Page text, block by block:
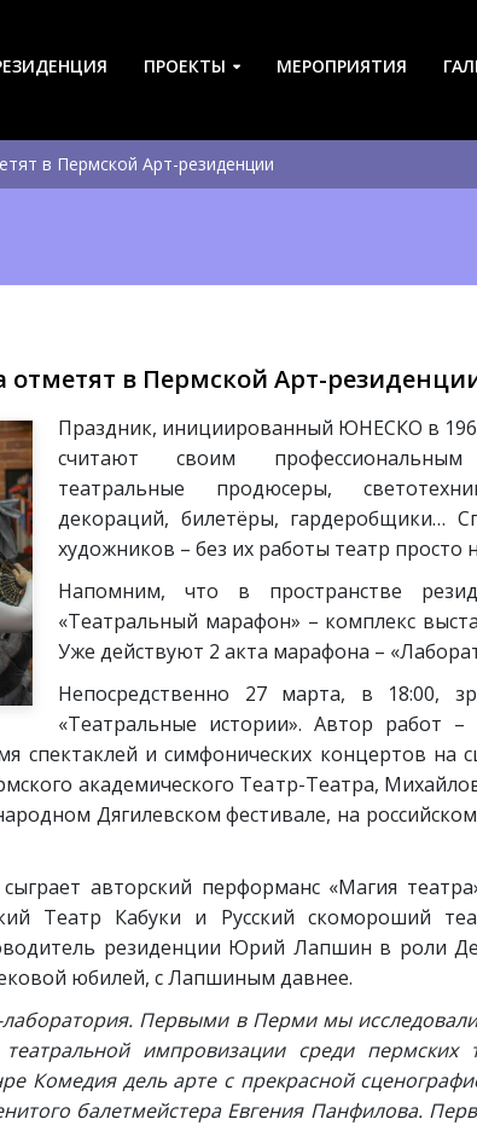
ПРОЕКТЫ МЕРОПРИЯТИЯ
в Пермской Арт-резиденции
в Пермской Арт-
Праздник, инициированный ЮНЕСКО в
считают своим профессиональным
театральные продюсеры,
декораций, билетёры, гардеробщики…
художников – без их работы театр просто
Напомним, что в пространстве
«Театральный марафон» – комплекс
Уже действуют 2 акта марафона –
Непосредственно 27 марта, в 18:00,
«Театральные истории». Автор работ
спектаклей и симфонических концертов на
академического Театр-Театра,
Дягилевском фестивале, на
авторский перформанс «Магия
Театр Кабуки и Русский скомороший
резиденции Юрий Лапшин в роли
юбилей, с Лапшиным давнее.
Первыми в Перми мы
импровизации среди пермских
Комедия дель арте с прекрасной
балетмейстера Евгения Панфилова.